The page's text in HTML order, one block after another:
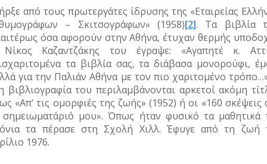
από τους πρωτεργάτες ίδρυσης της «Εταιρείας
– Σκιτσογράφων» (1958)[2]. Τα βιβλία
όσα αφορούν στην Αθήνα, έτυχαν θερμής
Καζαντζάκης του έγραψε: «Αγαπητέ κ.
τα βιβλία σας, τα διάβασα μονορούφι,
για την Παλιάν Αθήνα με τον πιο χαριτομένο
βιβλιογραφία του περιλαμβάνονται αρκετοί ακόμη
«Απ’ τις ομορφιές της ζωής» (1952) ή οι «160 σκέψεις
μου». Όπως ήταν φυσικό τα μαθητικά
τα πέρασε στη Σχολή Χιλλ. Έφυγε από τη ζωή
1976.